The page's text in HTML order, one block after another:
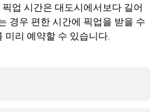
업 시간은 대도시에서보다 길어
경우 편한 시간에 픽업을 받을 수
미리 예약할 수 있습니다.